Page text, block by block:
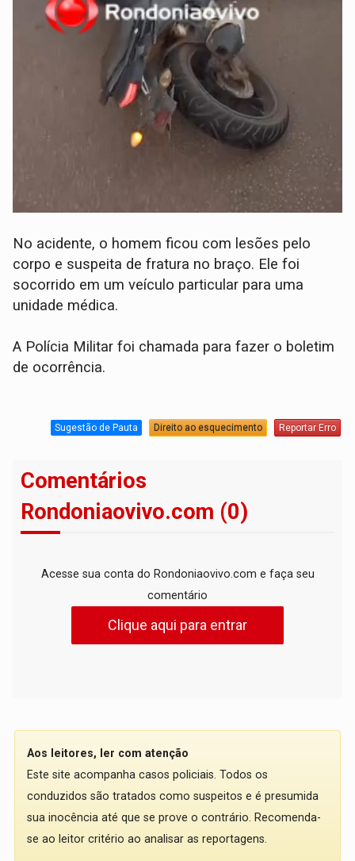
No acidente, o homem ficou com lesões pelo
corpo e suspeita de fratura no braço. Ele foi
socorrido em um veículo particular para uma
unidade médica.
A Polícia Militar foi chamada para fazer o boletim
de ocorrência.
Sugestão de Pauta Direito ao esquecimento Reportar Erro
Comentários
Rondoniaovivo.com (0)
Acesse sua conta do Rondoniaovivo.com e faça seu
comentário
Clique aqui para entrar
Aos leitores, ler com atenção
Este site acompanha casos policiais. Todos os
conduzidos são tratados como suspeitos e é presumida
sua inocência até que se prove o contrário. Recomenda-
se ao leitor critério ao analisar as reportagens.